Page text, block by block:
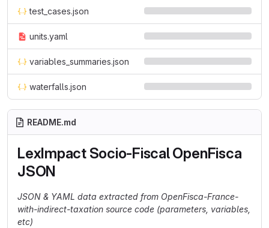
test_cases.json
units.yaml
variables_summaries.json
waterfalls.json
README.md
LexImpact Socio-Fiscal OpenFisca
JSON
JSON & YAML data extracted from OpenFisca-France-
with-indirect-taxation source code (parameters, variables,
etc)